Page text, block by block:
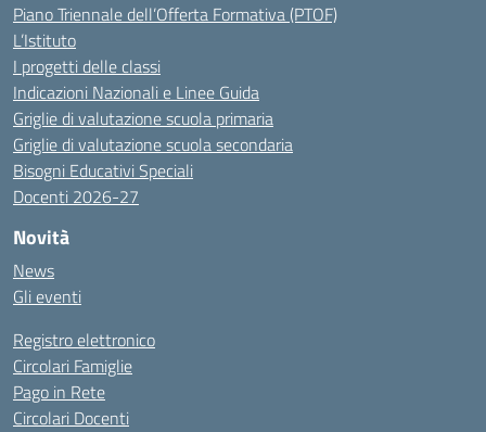
Piano Triennale dell’Offerta Formativa (PTOF)
L’Istituto
I progetti delle classi
Indicazioni Nazionali e Linee Guida
Griglie di valutazione scuola primaria
Griglie di valutazione scuola secondaria
Bisogni Educativi Speciali
Docenti 2026-27
Novità
News
Gli eventi
Registro elettronico
Circolari Famiglie
Pago in Rete
Circolari Docenti